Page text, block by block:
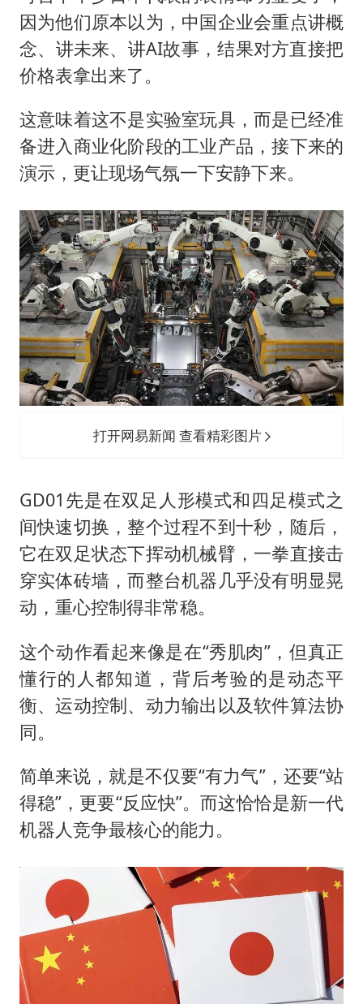
因为他们原本以为，中国企业会重点讲概
念、讲未来、讲AI故事，结果对方直接把
价格表拿出来了。
这意味着这不是实验室玩具，而是已经准
备进入商业化阶段的工业产品，接下来的
演示，更让现场气氛一下安静下来。
打开网易新闻 查看精彩图片
GD01先是在双足人形模式和四足模式之
间快速切换，整个过程不到十秒，随后，
它在双足状态下挥动机械臂，一拳直接击
穿实体砖墙，而整台机器几乎没有明显晃
动，重心控制得非常稳。
这个动作看起来像是在“秀肌肉”，但真正
懂行的人都知道，背后考验的是动态平
衡、运动控制、动力输出以及软件算法协
同。
简单来说，就是不仅要“有力气”，还要“站
得稳”，更要“反应快”。而这恰恰是新一代
机器人竞争最核心的能力。